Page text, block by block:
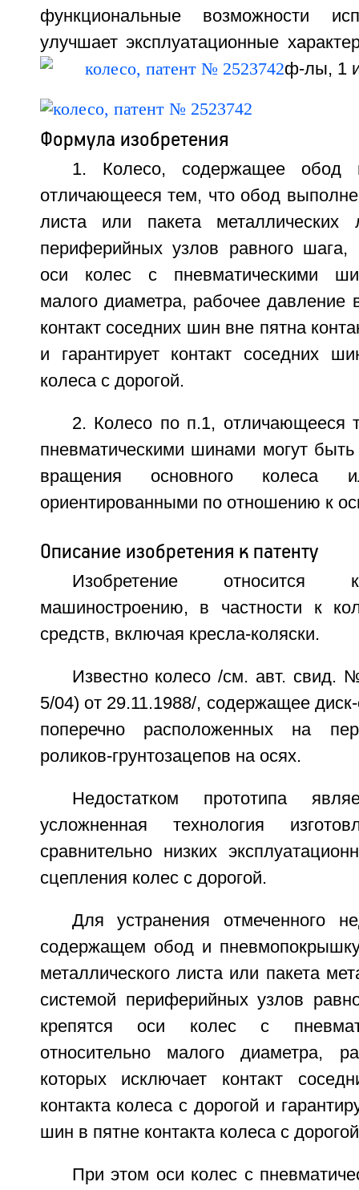
функциональные возможности
улучшает эксплуатационные
ф-лы, 1
Формула изобретения
1. Колесо, содержащее обод
отличающееся тем, что обод
листа или пакета металлических
периферийных узлов равного шага,
оси колес с пневматическими
малого диаметра, рабочее давление
контакт соседних шин вне пятна
и гарантирует контакт соседних
колеса с дорогой.
2. Колесо по п.1, отличающееся
пневматическими шинами могут
вращения основного колеса
ориентированными по отношению к
Описание изобретения к патенту
Изобретение относится
машиностроению, в частности к
средств, включая кресла-коляски.
Известно колесо /см. авт. свид.
5/04) от 29.11.1988/, содержащее
поперечно расположенных на
роликов-грунтозацепов на осях.
Недостатком прототипа
усложненная технология
сравнительно низких
сцепления колес с дорогой.
Для устранения отмеченного
содержащем обод и
металлического листа или пакета
системой периферийных узлов
крепятся оси колес с
относительно малого диаметра,
которых исключает контакт
контакта колеса с дорогой и
шин в пятне контакта колеса с
При этом оси колес с